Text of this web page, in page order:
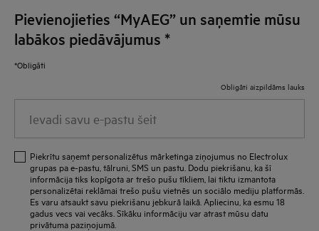
Pievienojieties “MyAEG” un saņemtie mūsu
labākos piedāvājumus *
*Obligāti
Obligāti aizpildāms lauks
savu
pastu
šeit
Piekrītu saņemt personalizētus mārketinga ziņojumus no Electrolux
grupas pa e-pastu, tālruni, SMS un pastu. Dodu piekrišanu, ka šī
informācija tiks kopīgota ar trešo pušu tīkliem, lai tiktu izmantota
personalizētai reklāmai trešo pušu vietnēs un sociālo mediju platformās.
Es varu atsaukt savu piekrišanu jebkurā laikā. Apliecinu, ka esmu 18
gadus vecs vai vecāks. Sīkāku informāciju var atrast mūsu datu
privātuma paziņojumā.